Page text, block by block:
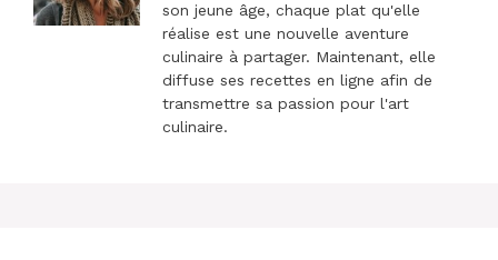
son jeune âge, chaque plat qu'elle
réalise est une nouvelle aventure
culinaire à partager. Maintenant, elle
diffuse ses recettes en ligne afin de
transmettre sa passion pour l'art
culinaire.